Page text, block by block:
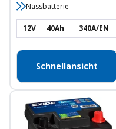
Nassbatterie
12V 40Ah 340A/EN
Schnellansicht